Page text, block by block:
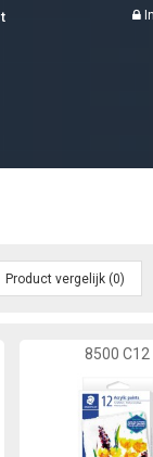
Product vergelijk (0)
8500 C12